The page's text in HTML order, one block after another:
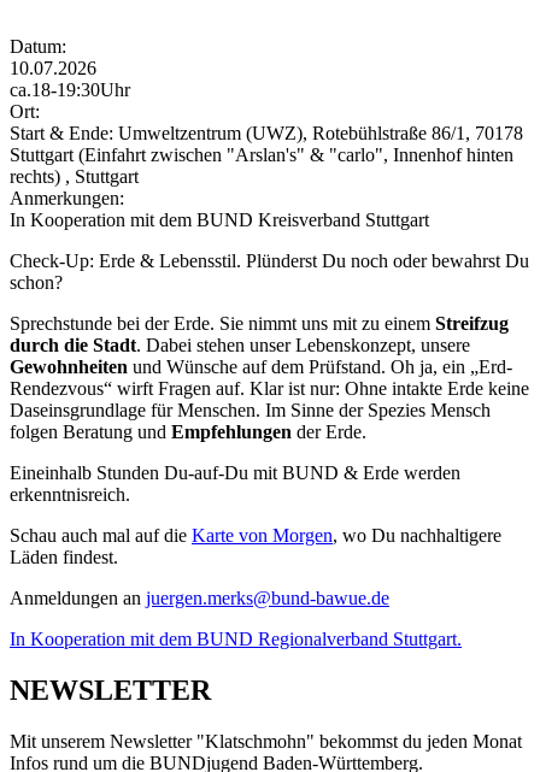
Datum:
10.07.2026
ca.18-19:30Uhr
Ort:
Start & Ende: Umweltzentrum (UWZ), Rotebühlstraße 86/1, 70178
Stuttgart (Einfahrt zwischen "Arslan's" & "carlo", Innenhof hinten
rechts) , Stuttgart
Anmerkungen:
In Kooperation mit dem BUND Kreisverband Stuttgart
Check-Up: Erde & Lebensstil. Plünderst Du noch oder bewahrst Du
schon?
Sprechstunde bei der Erde. Sie nimmt uns mit zu einem Streifzug
durch die Stadt. Dabei stehen unser Lebenskonzept, unsere
Gewohnheiten und Wünsche auf dem Prüfstand. Oh ja, ein „Erd-
Rendezvous“ wirft Fragen auf. Klar ist nur: Ohne intakte Erde keine
Daseinsgrundlage für Menschen. Im Sinne der Spezies Mensch
folgen Beratung und Empfehlungen der Erde.
Eineinhalb Stunden Du-auf-Du mit BUND & Erde werden
erkenntnisreich.
Schau auch mal auf die Karte von Morgen, wo Du nachhaltigere
Läden findest.
Anmeldungen an ed.euwab-dnub@skrem.negreuj
In Kooperation mit dem BUND Regionalverband Stuttgart.
NEWSLETTER
Mit unserem Newsletter "Klatschmohn" bekommst du jeden Monat
Infos rund um die BUNDjugend Baden-Württemberg.